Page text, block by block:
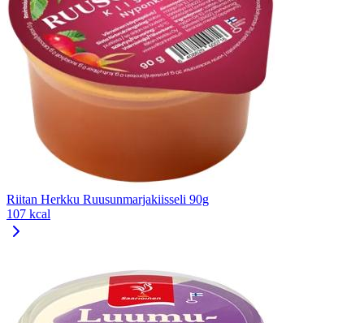
Riitan Herkku Ruusunmarjakiisseli 90g
107 kcal